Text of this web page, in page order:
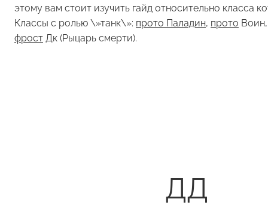
этому вам стоит изучить гайд относительно класса
Классы с ролью \»танк\»: прото Паладин, прото
фрост Дк (Рыцарь смерти).
ДД